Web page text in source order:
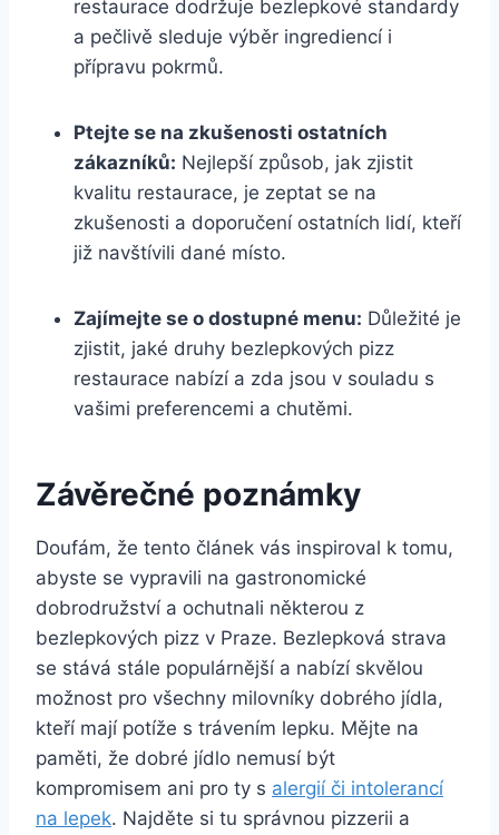
restaurace dodržuje bezlepkové standardy
a pečlivě sleduje výběr ingrediencí i
přípravu pokrmů.
Ptejte se na zkušenosti ostatních
zákazníků: Nejlepší způsob, jak zjistit
kvalitu restaurace, je zeptat se na
zkušenosti a doporučení ostatních lidí, kteří
již navštívili dané místo.
Zajímejte se o dostupné menu: Důležité je
zjistit, jaké druhy bezlepkových pizz
restaurace nabízí a zda jsou v souladu s
vašimi preferencemi a chutěmi.
Závěrečné poznámky
Doufám, že tento článek vás inspiroval k tomu,
abyste se vypravili na gastronomické
dobrodružství a ochutnali některou z
bezlepkových pizz v Praze. Bezlepková strava
se stává stále populárnější a nabízí skvělou
možnost pro všechny milovníky dobrého jídla,
kteří mají potíže s trávením lepku. Mějte na
paměti, že dobré jídlo nemusí být
kompromisem ani pro ty s alergií či intolerancí
na lepek. Najděte si tu správnou pizzerii a